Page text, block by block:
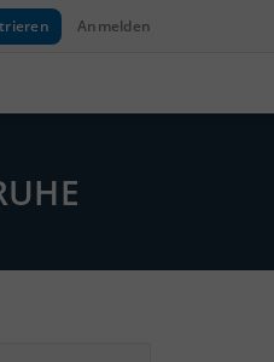
Anmelden